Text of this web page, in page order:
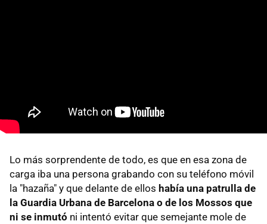
Lo más sorprendente de todo, es que en esa zona de
carga iba una persona grabando con su teléfono móvil
la "hazaña" y que delante de ellos había una patrulla de
la Guardia Urbana de Barcelona o de los Mossos que
ni se inmutó ni intentó evitar que semejante mole de